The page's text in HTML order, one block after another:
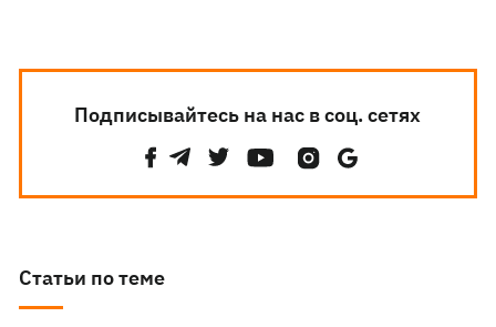
Подписывайтесь на нас в соц. сетях
Статьи по теме